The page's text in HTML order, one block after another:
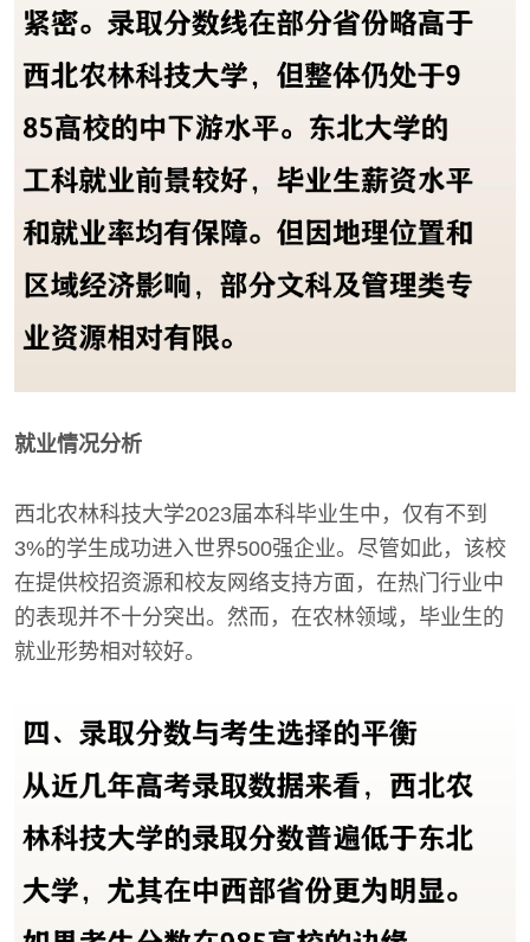
就业情况分析
西北农林科技大学2023届本科毕业生中，仅有不到
3%的学生成功进入世界500强企业。尽管如此，该校
在提供校招资源和校友网络支持方面，在热门行业中
的表现并不十分突出。然而，在农林领域，毕业生的
就业形势相对较好。